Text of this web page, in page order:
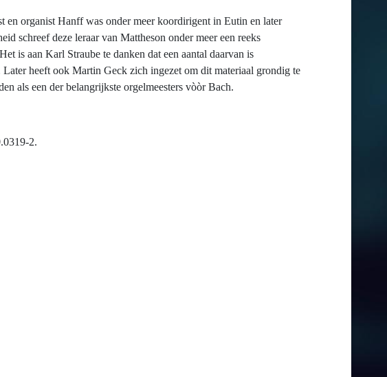
organist Hanff was onder meer koordirigent in Eutin en later
schreef deze leraar van Mattheson onder meer een reeks
is aan Karl Straube te danken dat een aantal daarvan is
Later heeft ook Martin Geck zich ingezet om dit materiaal grondig te
als een der belangrijkste orgelmeesters vòòr Bach.
2.